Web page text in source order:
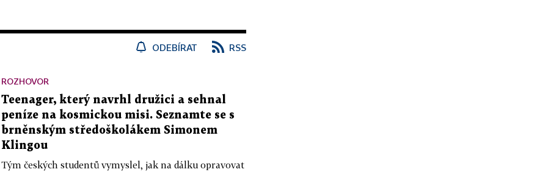
ODEBÍRAT RSS
ROZHOVOR
Teenager, který navrhl družici a sehnal
peníze na kosmickou misi. Seznamte se s
brněnským středoškolákem Simonem
Klingou
Tým českých studentů vymyslel, jak na dálku opravovat